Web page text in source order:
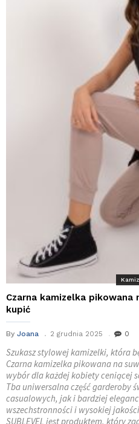
Czarna kamizelka pikowana
kupić
By Joana 2 grudnia 2025 0
Szukasz stylowej kamizelki, która
Czarna kamizelka pikowana na
wybór dla każdej kobiety ceniącej
Tba uniwersalna część garderoby
casualowych, jak i bardziej
wszechstronności i wysokiej
SUBLEVEL jest produktem, który